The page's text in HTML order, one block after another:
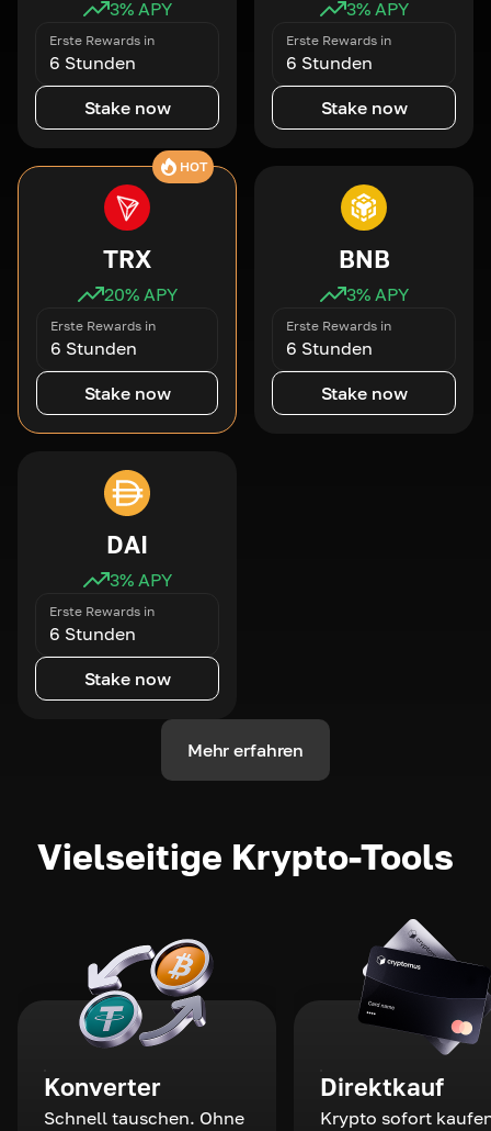
3% APY
Erste Rewards in
6 Stunden
Stake now
3% APY
Erste Rewards in
6 Stunden
Stake now
HOT
TRX
20% APY
Erste Rewards in
6 Stunden
Stake now
BNB
3% APY
Erste Rewards in
6 Stunden
Stake now
DAI
3% APY
Erste Rewards in
6 Stunden
Stake now
Mehr erfahren
Vielseitige Krypto-Tools
Konverter
Schnell tauschen. Ohne
Direktkauf
Krypto sofort